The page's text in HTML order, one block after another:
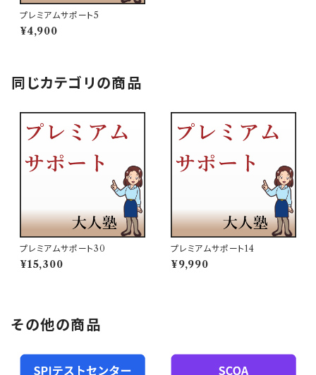
プレミアムサポート5
¥4,900
同じカテゴリの商品
プレミアムサポート30
¥15,300
プレミアムサポート14
¥9,990
その他の商品